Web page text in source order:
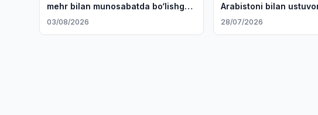
mehr bilan munosabatda bo‘lishga
chaqirdi
03/08/2026
Arabistoni bilan
amalga oshirish
28/07/2026